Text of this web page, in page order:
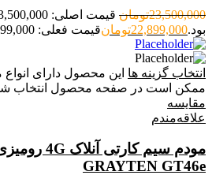
23,500,000تومان
بود.22,899,000تومانقیمت فعلی: 22,899,000تومان.
انتخاب گزینه ها این محصول دارای
ممکن است در صفحه محصول انتخاب
مقایسه
علاقه‌مندم
GRAYTEN GT46e